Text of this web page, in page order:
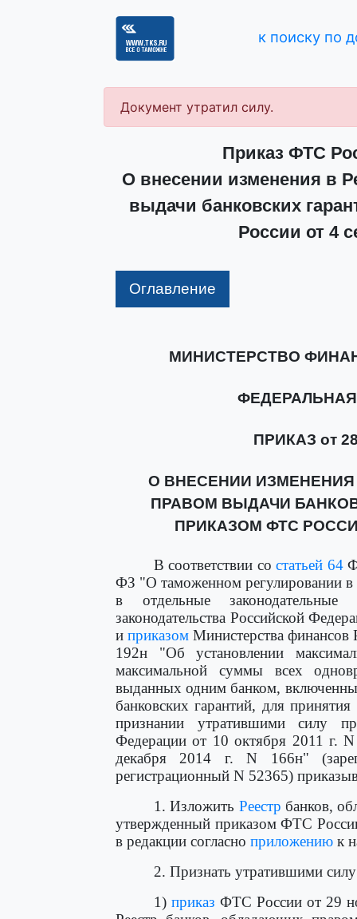
к поиску по
Документ утратил силу.
Приказ ФТС
О внесении изменения в
выдачи банковских
России от 4
Оглавление
МИНИСТЕРСТВО
ПРИКАЗ от
О ВНЕСЕНИИ
ПРАВОМ ВЫДАЧИ
ПРИКАЗОМ ФТС
В соответствии состатьей 64
ФЗ "О таможенном регулировании в
в отдельные
законодательства Российской
и приказом Министерства финансов
192н "Об установлении
максимальной суммы всех
выданных одним банком,
банковских гарантий, для
признании утратившими силу
Федерации от 10 октября 2011 г.
декабря 2014 г. N 166н"
регистрационный N 52365)
1. Изложить Реестр банков,
утвержденный приказом ФТС
в редакции согласно приложению к
2. Признать утратившими
1) приказ ФТС России от 29